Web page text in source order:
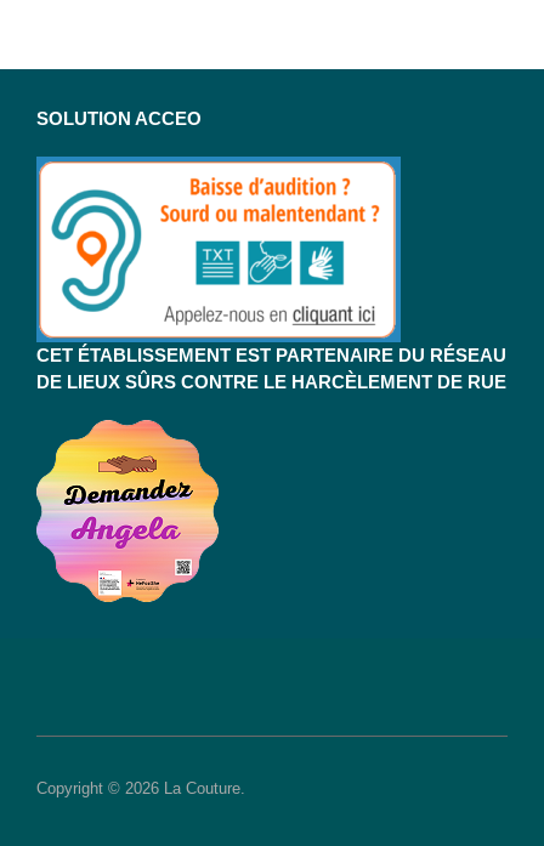
SOLUTION ACCEO
CET ÉTABLISSEMENT EST PARTENAIRE DU RÉSEAU
DE LIEUX SÛRS CONTRE LE HARCÈLEMENT DE RUE
Copyright © 2026 La Couture.